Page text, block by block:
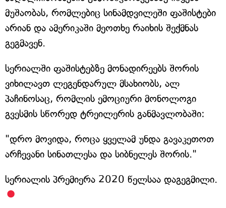
მუშაობას, რომლებიც სინამდვილეში ფაშისტები
არიან და ამერიკაში მეოთხე რაიხის შექმნას
გეგმავენ.
სერიალში ფაშისტებზე მონადირეებს შორის
ვიხილავთ ლეგენდარულ მსახიობს, ალ
პაჩინოსაც, რომლის ემოციური მონოლოგი
გვესმის სწორედ ტრეილერის განმავლობაში:
"დრო მოვიდა, როცა ყველამ უნდა გავაკეთოთ
არჩევანი სინათლესა და სიბნელეს შორის."
სერიალის პრემიერა 2020 წელსაა დაგეგმილი.